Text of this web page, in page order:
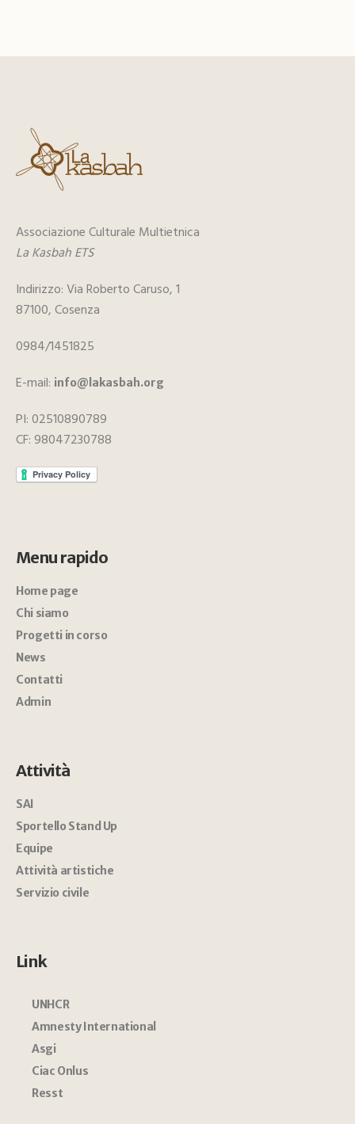
Associazione Culturale Multietnica
La Kasbah ETS
Indirizzo: Via Roberto Caruso, 1
87100, Cosenza
0984/1451825
E-mail: info@lakasbah.org
PI: 02510890789
CF: 98047230788
Menu rapido
Home page
Chi siamo
Progetti in corso
News
Contatti
Admin
Attività
SAI
Sportello Stand Up
Equipe
Attività artistiche
Servizio civile
Link
UNHCR
Amnesty International
Asgi
Ciac Onlus
Resst